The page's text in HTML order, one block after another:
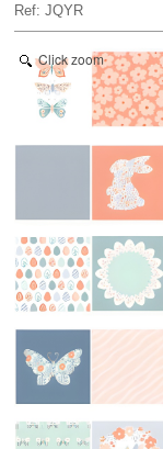
Ref: JQYR
Click zoom